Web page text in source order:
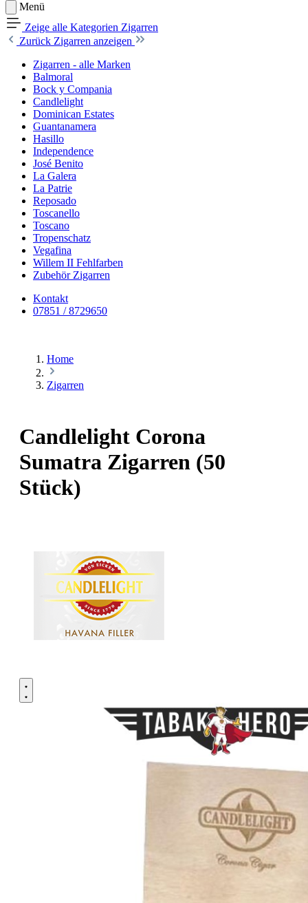
Menü
Zeige alle Kategorien Zigarren
Zurück Zigarren anzeigen
Zigarren - alle Marken
Balmoral
Bock y Compania
Candlelight
Dominican Estates
Guantanamera
Hasillo
Independence
José Benito
La Galera
La Patrie
Reposado
Toscanello
Toscano
Tropenschatz
Vegafina
Willem II Fehlfarben
Zubehör Zigarren
Kontakt
07851 / 8729650
Home
Zigarren
Candlelight Corona
Sumatra Zigarren (50
Stück)